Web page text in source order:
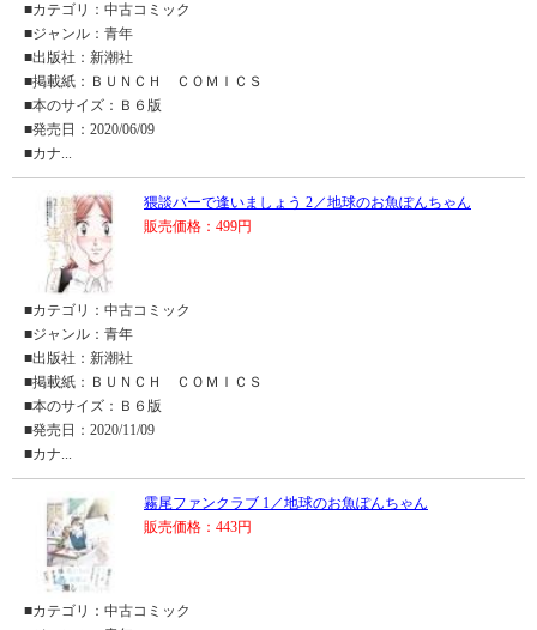
■カテゴリ：中古コミック
■ジャンル：青年
■出版社：新潮社
■掲載紙：ＢＵＮＣＨ ＣＯＭＩＣＳ
■本のサイズ：Ｂ６版
■発売日：2020/06/09
■カナ...
猥談バーで逢いましょう 2／地球のお魚ぽんちゃん
販売価格：499円
■カテゴリ：中古コミック
■ジャンル：青年
■出版社：新潮社
■掲載紙：ＢＵＮＣＨ ＣＯＭＩＣＳ
■本のサイズ：Ｂ６版
■発売日：2020/11/09
■カナ...
霧尾ファンクラブ 1／地球のお魚ぽんちゃん
販売価格：443円
■カテゴリ：中古コミック